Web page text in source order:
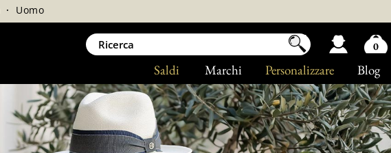
Blog
Personalizzare
Marchi
Saldi
· Uomo
0